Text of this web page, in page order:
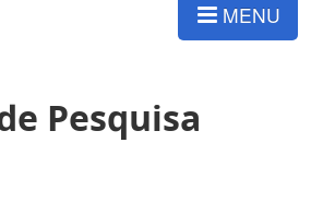
MENU
Pesquisa